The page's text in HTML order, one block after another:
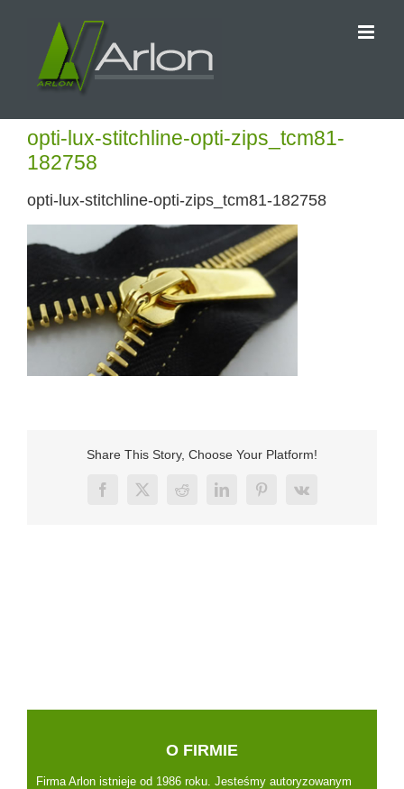
zawartości
opti-lux-stitchline-opti-zips_tcm81-
182758
opti-lux-stitchline-opti-zips_tcm81-182758
Share This Story, Choose Your Platform!
Facebook
X RedditLinkedInPinterest
Vk
O FIRMIE
Firma Arlon istnieje od 1986 roku. Jesteśmy autoryzowanym